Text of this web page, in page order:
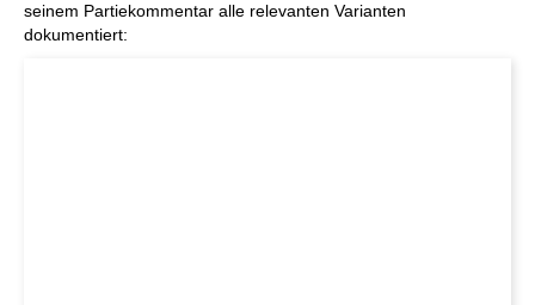
seinem Partiekommentar alle relevanten Varianten
dokumentiert: